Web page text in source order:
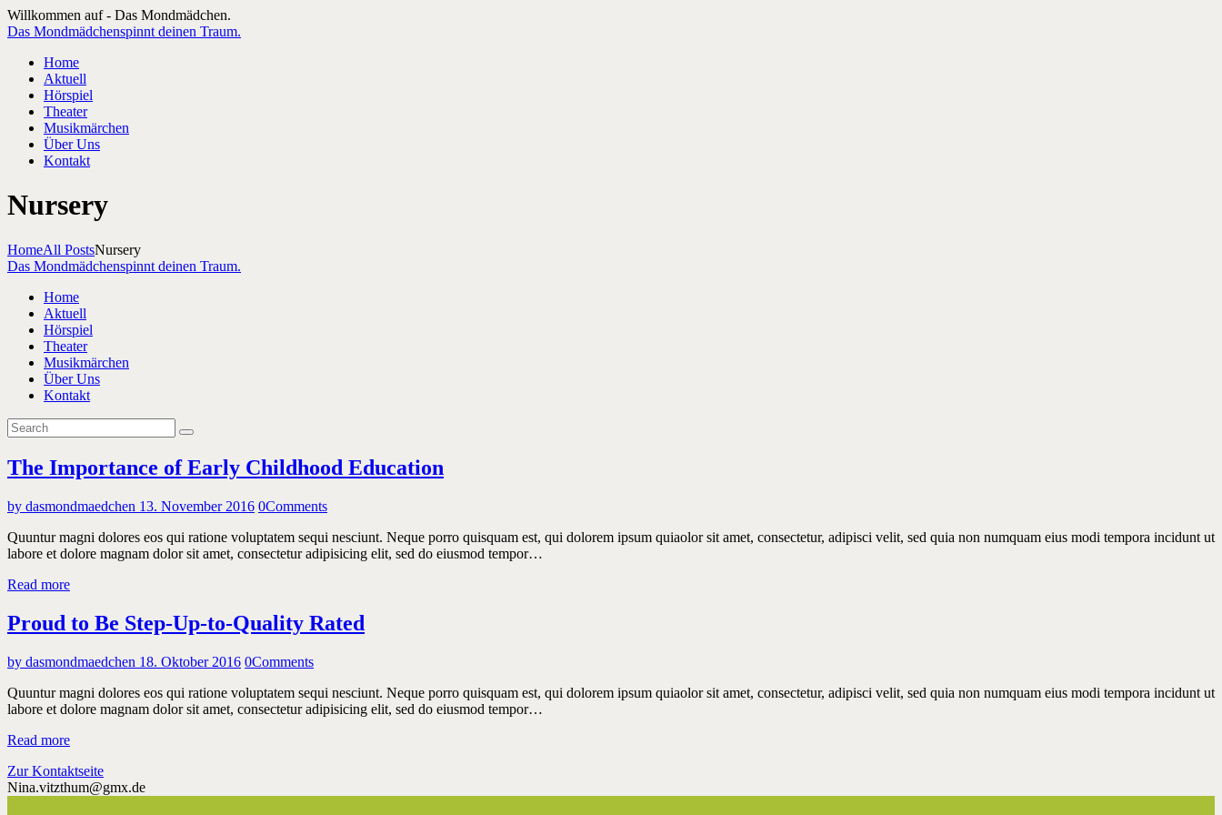
Willkommen auf - Das Mondmädchen.
Das Mondmädchenspinnt deinen Traum.
Home
Aktuell
Hörspiel
Theater
Musikmärchen
Über Uns
Kontakt
Nursery
HomeAll PostsNursery
Das Mondmädchenspinnt deinen Traum.
Home
Aktuell
Hörspiel
Theater
Musikmärchen
Über Uns
Kontakt
The Importance of Early Childhood Education
by dasmondmaedchen 13. November 2016 0Comments
Quuntur magni dolores eos qui ratione voluptatem sequi nesciunt. Neque porro quisquam est, qui dolorem ipsum quiaolor sit amet, consectetur, adipisci velit, sed quia non numquam eius modi tempora incidunt ut
labore et dolore magnam dolor sit amet, consectetur adipisicing elit, sed do eiusmod tempor…
Read more
Proud to Be Step-Up-to-Quality Rated
by dasmondmaedchen 18. Oktober 2016 0Comments
Quuntur magni dolores eos qui ratione voluptatem sequi nesciunt. Neque porro quisquam est, qui dolorem ipsum quiaolor sit amet, consectetur, adipisci velit, sed quia non numquam eius modi tempora incidunt ut
labore et dolore magnam dolor sit amet, consectetur adipisicing elit, sed do eiusmod tempor…
Read more
Zur Kontaktseite
Nina.vitzthum@gmx.de